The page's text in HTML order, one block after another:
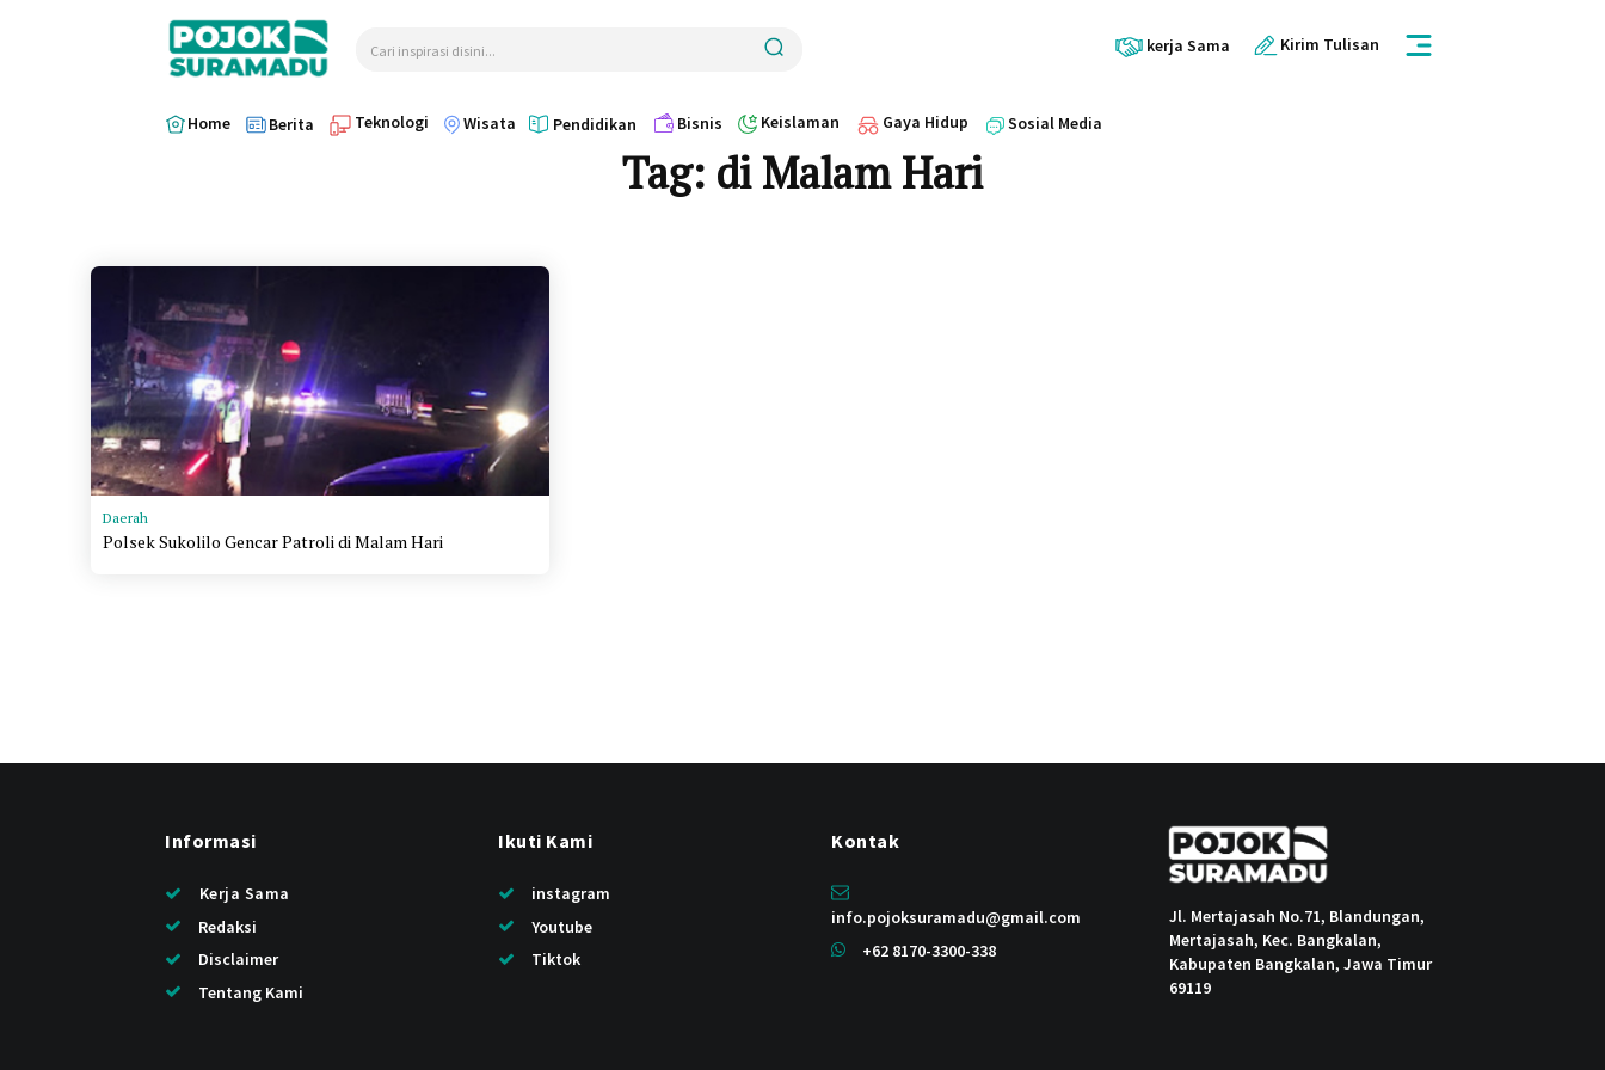
Cari inspirasi disini... kerja Sama Kirim Tulisan
Home Berita Teknologi Wisata Pendidikan Bisnis Keislaman Gaya Hidup Sosial Media
Tag: di Malam Hari
Daerah
Polsek Sukolilo Gencar Patroli di Malam Hari
Informasi
Kerja Sama
Redaksi
Disclaimer
Tentang Kami
Ikuti Kami
instagram
Youtube
Tiktok
Kontak
info.pojoksuramadu@gmail.com
+62 8170-3300-338
Jl. Mertajasah No.71, Blandungan,
Mertajasah, Kec. Bangkalan,
Kabupaten Bangkalan, Jawa Timur
69119